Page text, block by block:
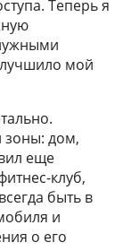
Теперь я
мой
зоны: дом,
еще
клуб,
быть в
и
о его